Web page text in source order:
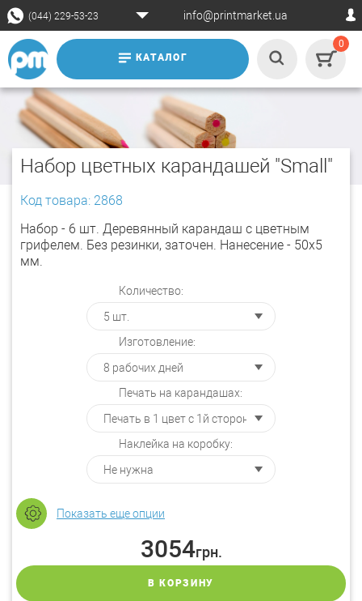
(044) 229-53-23 info@printmarket.ua
КАТАЛОГ
0
Набор цветных карандашей "Small"
Код товара: 2868
Набор - 6 шт. Деревянный карандаш с цветным
грифелем. Без резинки, заточен. Нанесение - 50х5
мм.
Количество:
Изготовление:
Печать на карандашах:
Наклейка на коробку:
Показать еще опции
3054грн.
В КОРЗИНУ